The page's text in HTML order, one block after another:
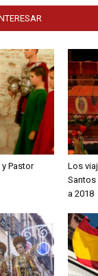
Pastor
Los
Santos
a 2018